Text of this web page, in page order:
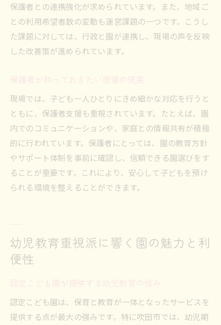
保護者との連携強化が求められています。また、地域ご
との利用希望者数の変動も運営課題の一つです。こうし
た課題に対しては、行政と園が連携し、現場の声を反映
した改善策が進められています。
保護者が知っておきたい現場の現実
現場では、子ども一人ひとりにきめ細かな対応を行うと
ともに、保護者支援も重視されています。たとえば、園
内でのコミュニケーションや、家庭との情報共有が積極
的に行われています。保護者にとっては、園の教育方針
やサポート体制を事前に確認し、信頼できる園選びをす
ることが重要です。これにより、安心して子どもを預け
られる環境を整えることができます。
幼児教育重視派に響く園の魅力と利
便性
認定こども園が提供する幼児教育の強み
認定こども園は、保育と教育が一体となったサービスを
提供する点が最大の強みです。特に吹田市では、幼児期